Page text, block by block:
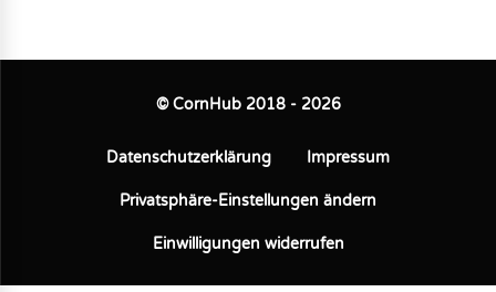
© CornHub 2018 - 2026
Datenschutzerklärung Impressum
Privatsphäre-Einstellungen ändern
Einwilligungen widerrufen